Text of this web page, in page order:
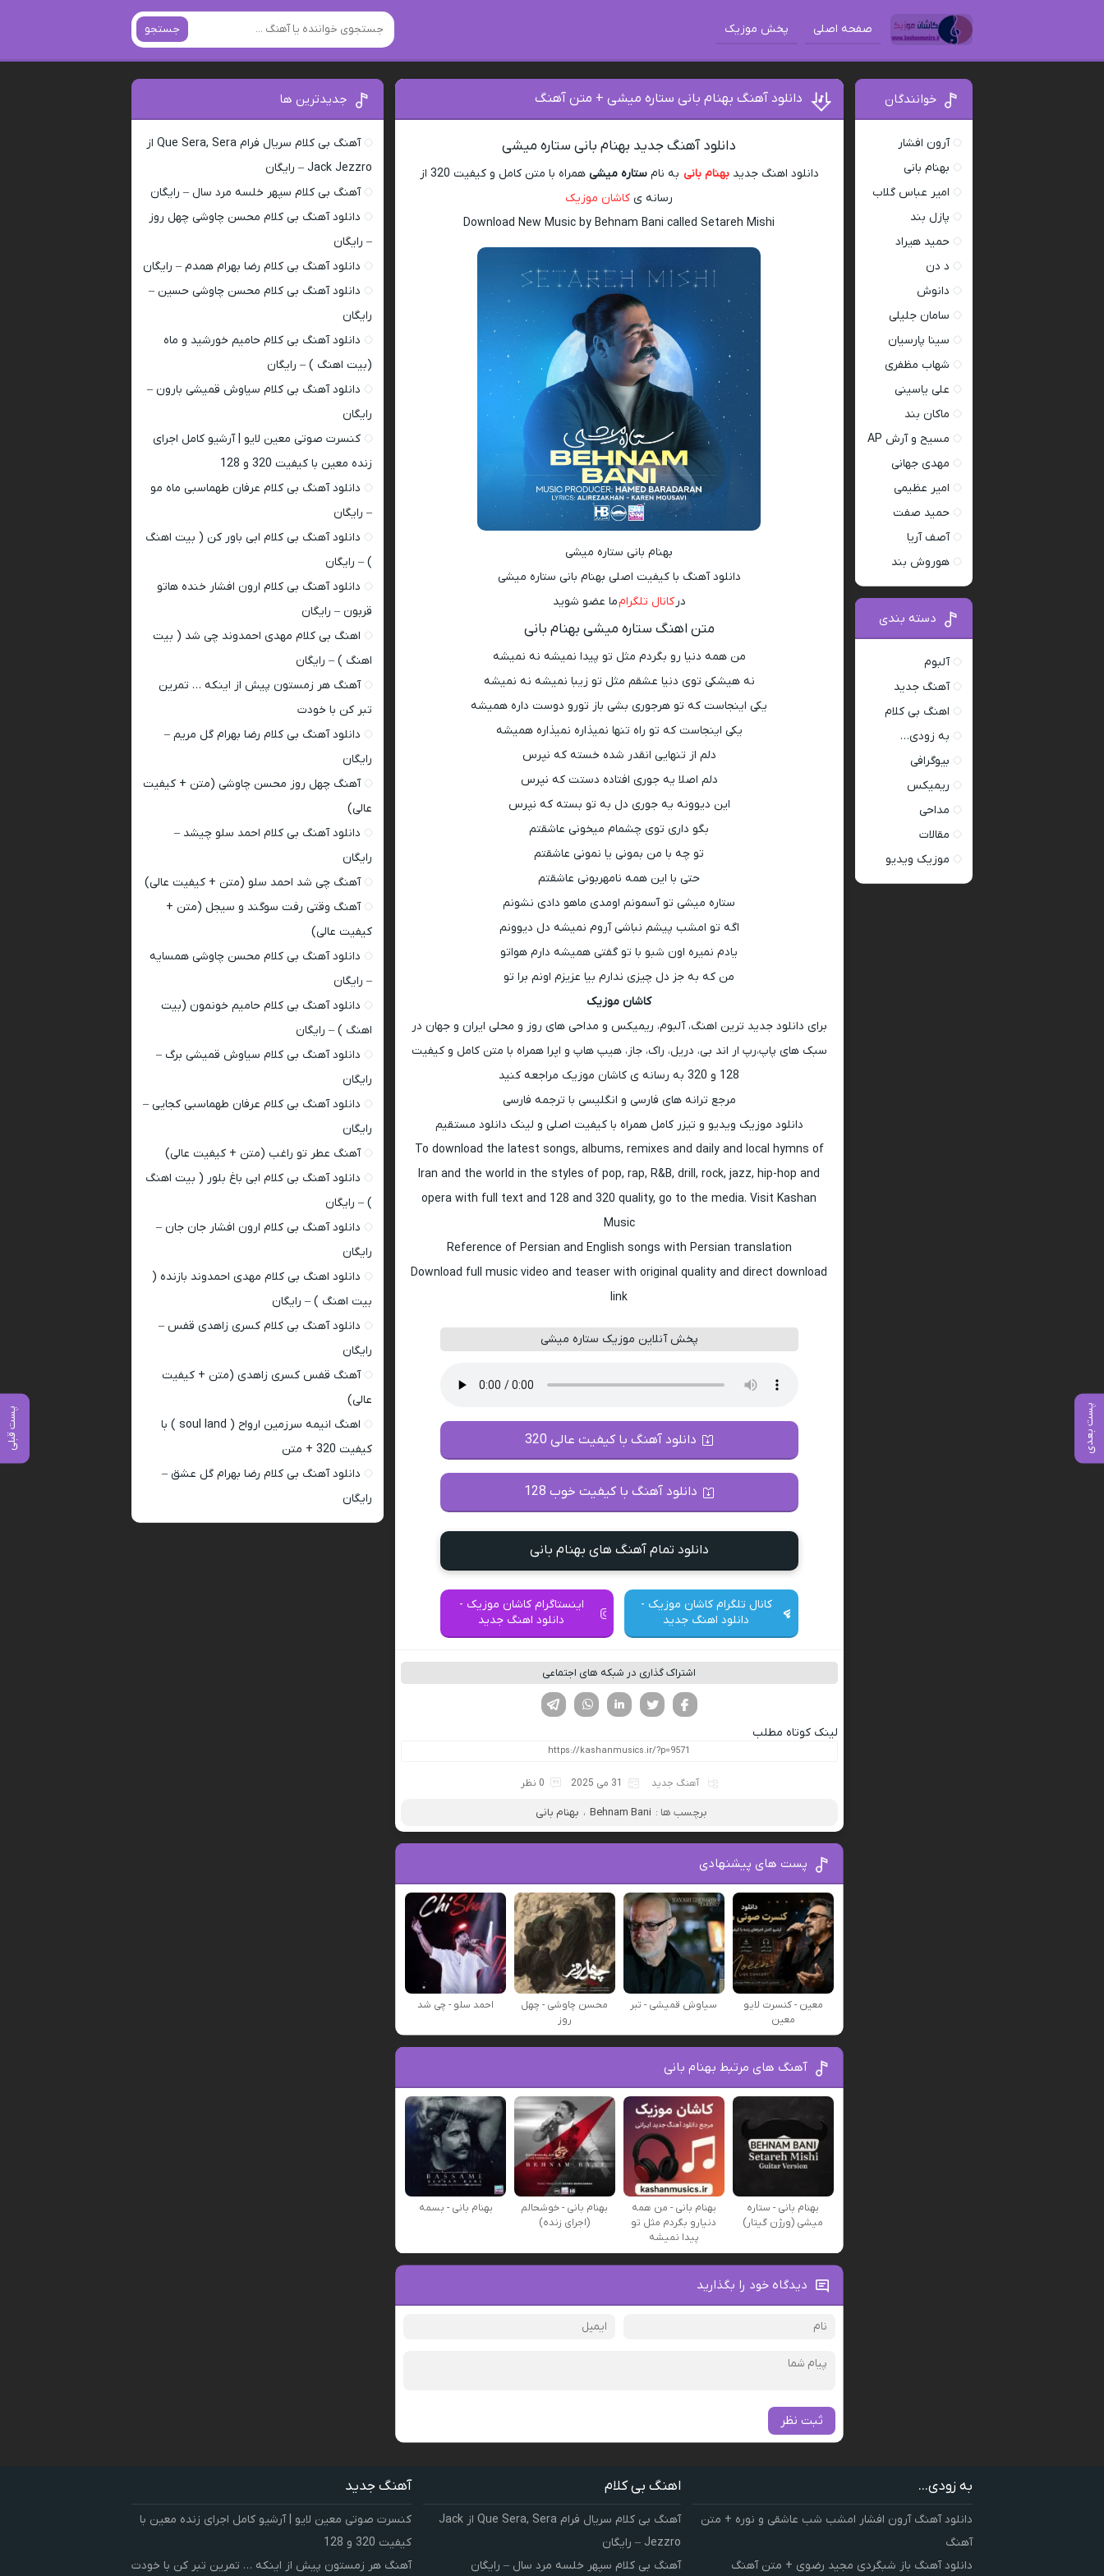
صفحه اصلی پخش موزیک جستجو
پست بعدی پست قبلی
دانلود آهنگ بهنام بانی ستاره میشی + متن آهنگ
دانلود آهنگ جدید بهنام بانی ستاره میشی
دانلود اهنگ جدیدبهنام بانی به نامستاره میشی
همراه با متن کامل و کیفیت 320 از
رسانه ی کاشان موزیک
Download New Music by Behnam Bani called Setareh Mishi
بهنام بانی ستاره میشی
دانلود آهنگ با کیفیت اصلی بهنام بانی ستاره میشی
در کانال تلگرامما عضو شوید
متن اهنگ ستاره میشی بهنام بانی
من همه دنیا رو بگردم مثل تو پیدا نمیشه نه نمیشه
نه هیشکی توی دنیا عشقم مثل تو زیبا نمیشه نه نمیشه
یکی اینجاست که تو هرجوری بشی باز تورو دوست داره همیشه
یکی اینجاست که تو راه تنها نمیذاره نمیذاره همیشه
دلم از تنهایی انقدر شده خسته که نپرس
دلم اصلا یه جوری افتاده دستت که نپرس
این دیوونه یه جوری دل به تو بسته که نپرس
بگو داری توی چشمام میخونی عاشقتم
تو چه با من بمونی یا نمونی عاشقتم
حتی با این همه نامهربونی عاشقتم
ستاره میشی تو آسمونم اومدی ماهو دادی نشونم
اگه تو امشب پیشم نباشی آروم نمیشه دل دیوونم
یادم نمیره اون شبو با تو گفتی همیشه دارم هواتو
من که به جز دل چیزی ندارم بیا عزیزم اونم برا تو
کاشان موزیک
برای دانلود جدید ترین اهنگ، آلبوم، ریمیکس و مداحی های روز و محلی ایران و جهان در
سبک های پاپ،رپ ار اند بی، دریل، راک، جاز، هیپ هاپ و اپرا همراه با متن کامل و کیفیت
128 و 320 به رسانه ی کاشان موزیک مراجعه کنید
مرجع ترانه های فارسی و انگلیسی با ترجمه فارسی
دانلود موزیک ویدیو و تیزر کامل همراه با کیفیت اصلی و لینک دانلود مستقیم
To download the latest songs, albums, remixes and daily and local hymns of
Iran and the world in the styles of pop, rap, R&B, drill, rock, jazz, hip-hop and
opera with full text and 128 and 320 quality, go to the media. Visit Kashan
Music
Reference of Persian and English songs with Persian translation
Download full music video and teaser with original quality and direct download
link
پخش آنلاین موزیک ستاره میشی
دانلود آهنگ با کیفیت عالی 320
دانلود آهنگ با کیفیت خوب 128
دانلود تمام آهنگ های بهنام بانی
کانال تلگرام کاشان موزیک -
دانلود اهنگ جدید
اینستاگرام کاشان موزیک -
دانلود اهنگ جدید
اشتراک گذاری در شبکه های اجتماعی
لینکدین تویتر
فیسوک
لینک کوتاه مطلب
آهنگ جدید 31 می 2025 0 نظر
برچسب ها : Behnam Bani ، بهنام بانی
پست های پیشنهادی
معین - کنسرت لایو
معین
سیاوش قمیشی - تبر
محسن چاوشی - چهل
روز
احمد سلو - چی شد
آهنگ های مرتبط بهنام بانی
بهنام بانی - ستاره
میشی (ورژن گیتار)
بهنام بانی - من همه
دنیارو بگردم مثل تو
پیدا نمیشه
بهنام بانی - خوشحالم
(اجرای زنده)
بهنام بانی - بسمه
دیدگاه خود را بگذارید
ثبت نظر
خوانندگان
آرون افشار
بهنام بانی
امیر عباس گلاب
پازل بند
حمید هیراد
د دن
دانوش
سامان جلیلی
سینا پارسیان
شهاب مظفری
علی یاسینی
ماکان بند
مسیح و آرش AP
مهدی جهانی
امیر عظیمی
حمید صفت
آصف آریا
هوروش بند
دسته بندی
آلبوم
آهنگ جدید
اهنگ بی کلام
به زودی…
بیوگرافی
ریمیکس
مداحی
مقالات
موزیک ویدیو
جدیدترین ها
آهنگ بی کلام سریال فرام Que Sera, Sera از
Jack Jezzro – رایگان
آهنگ بی کلام سپهر خلسه مرد سال – رایگان
دانلود آهنگ بی کلام محسن چاوشی چهل روز
– رایگان
دانلود آهنگ بی کلام رضا بهرام همدم – رایگان
دانلود آهنگ بی کلام محسن چاوشی حسین –
رایگان
دانلود آهنگ بی کلام حامیم خورشید و ماه
(بیت اهنگ ) – رایگان
دانلود آهنگ بی کلام سیاوش قمیشی بارون –
رایگان
کنسرت صوتی معین لایو | آرشیو کامل اجرای
زنده معین با کیفیت 320 و 128
دانلود آهنگ بی کلام عرفان طهماسبی ماه مو
– رایگان
دانلود آهنگ بی کلام ابی باور کن ( بیت اهنگ
) – رایگان
دانلود آهنگ بی کلام ارون افشار خنده هاتو
قربون – رایگان
اهنگ بی کلام مهدی احمدوند چی شد ( بیت
اهنگ ) – رایگان
آهنگ هر زمستون پیش از اینکه … تمرین
تبر کن با خودت
دانلود آهنگ بی کلام رضا بهرام گل مریم –
رایگان
آهنگ چهل روز محسن چاوشی (متن + کیفیت
عالی)
دانلود آهنگ بی کلام احمد سلو چیشد –
رایگان
آهنگ چی شد احمد سلو (متن + کیفیت عالی)
آهنگ وقتی رفت سوگند و سیجل (متن +
کیفیت عالی)
دانلود آهنگ بی کلام محسن چاوشی همسایه
– رایگان
دانلود آهنگ بی کلام حامیم خونمون (بیت
اهنگ ) – رایگان
دانلود آهنگ بی کلام سیاوش قمیشی برگ –
رایگان
دانلود آهنگ بی کلام عرفان طهماسبی کجایی –
رایگان
آهنگ عطر تو راغب (متن + کیفیت عالی)
دانلود آهنگ بی کلام ابی باغ بلور ( بیت اهنگ
) – رایگان
دانلود آهنگ بی کلام ارون افشار جان جان –
رایگان
دانلود اهنگ بی کلام مهدی احمدوند بازنده (
بیت اهنگ ) – رایگان
دانلود آهنگ بی کلام کسری زاهدی قفس –
رایگان
آهنگ قفس کسری زاهدی (متن + کیفیت
عالی)
اهنگ انیمه سرزمین ارواح ( soul land ) با
کیفیت 320 + متن
دانلود آهنگ بی کلام رضا بهرام گل عشق –
رایگان
به زودی...
دانلود آهنگ آرون افشار امشب شب عاشقی و نوره + متن
آهنگ
دانلود آهنگ باز شبگردی مجید رضوی + متن آهنگ
اهنگ بی کلام
آهنگ بی کلام سریال فرام Que Sera, Sera از Jack
Jezzro – رایگان
آهنگ بی کلام سپهر خلسه مرد سال – رایگان
آهنگ جدید
کنسرت صوتی معین لایو | آرشیو کامل اجرای زنده معین با
کیفیت 320 و 128
آهنگ هر زمستون پیش از اینکه … تمرین تبر کن با خودت